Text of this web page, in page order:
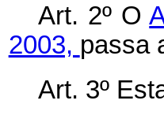
Art. 2º O
2003, passa
Art. 3º